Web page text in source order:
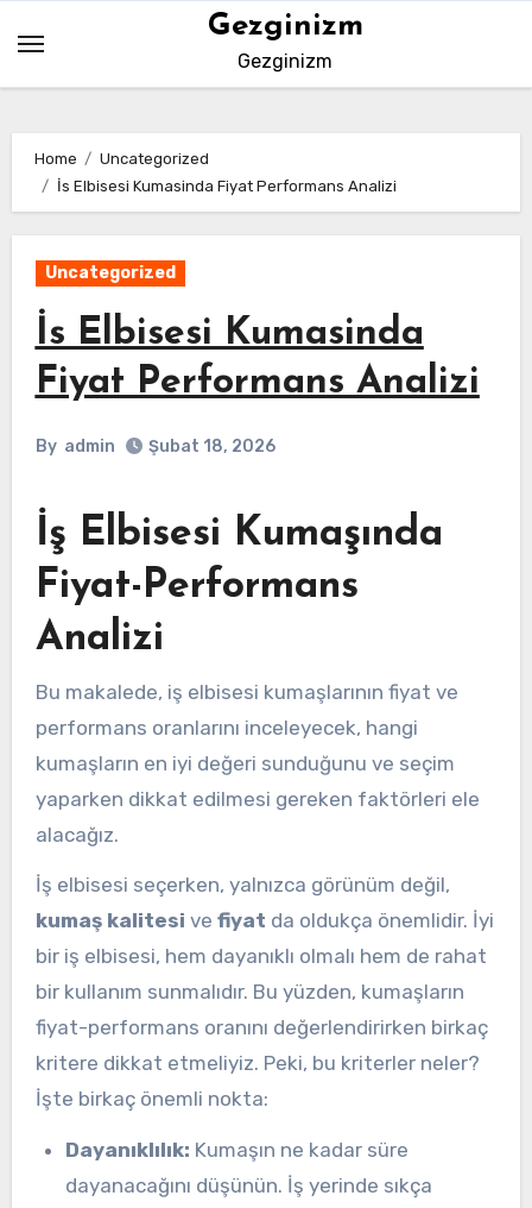
content
Gezginizm
Gezginizm
Home
Uncategorized
İs Elbisesi Kumasinda Fiyat Performans Analizi
Uncategorized
İs Elbisesi Kumasinda
Fiyat Performans Analizi
By admin Şubat 18, 2026
İş Elbisesi Kumaşında
Fiyat-Performans
Analizi
Bu makalede, iş elbisesi kumaşlarının fiyat ve
performans oranlarını inceleyecek, hangi
kumaşların en iyi değeri sunduğunu ve seçim
yaparken dikkat edilmesi gereken faktörleri ele
alacağız.
İş elbisesi seçerken, yalnızca görünüm değil,
kumaş kalitesi ve fiyat da oldukça önemlidir. İyi
bir iş elbisesi, hem dayanıklı olmalı hem de rahat
bir kullanım sunmalıdır. Bu yüzden, kumaşların
fiyat-performans oranını değerlendirirken birkaç
kritere dikkat etmeliyiz. Peki, bu kriterler neler?
İşte birkaç önemli nokta:
Dayanıklılık: Kumaşın ne kadar süre
dayanacağını düşünün. İş yerinde sıkça